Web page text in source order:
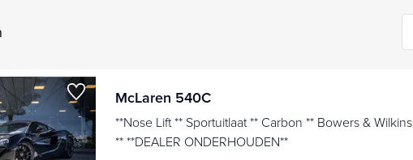
McLaren 540C
**Nose Lift ** Sportuitlaat ** Carbon ** Bowers & Wilkins
** **DEALER ONDERHOUDEN**